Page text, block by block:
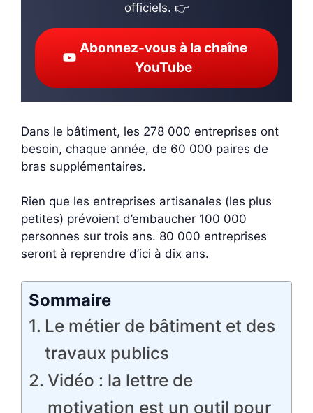
officiels. 👉
Abonnez-vous à la chaîne
YouTube
Dans le bâtiment, les 278 000 entreprises ont
besoin, chaque année, de 60 000 paires de
bras supplémentaires.
Rien que les entreprises artisanales (les plus
petites) prévoient d’embaucher 100 000
personnes sur trois ans. 80 000 entreprises
seront à reprendre d’ici à dix ans.
Sommaire
Le métier de bâtiment et des
travaux publics
Vidéo : la lettre de
motivation est un outil pour